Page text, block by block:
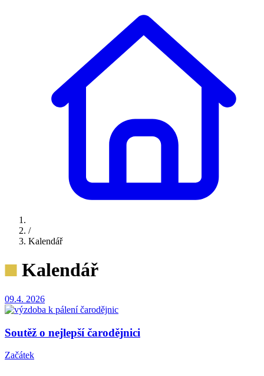
/
Kalendář
Kalendář
09.4. 2026
Soutěž o nejlepší čarodějnici
Začátek